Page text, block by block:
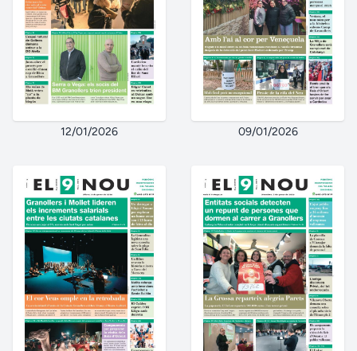
12/01/2026 09/01/2026